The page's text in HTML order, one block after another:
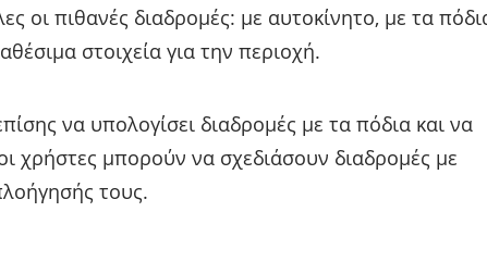
οι πιθανές διαδρομές: με αυτοκίνητο, με τα
στοιχεία για την περιοχή.
να υπολογίσει διαδρομές με τα πόδια και να
χρήστες μπορούν να σχεδιάσουν διαδρομές με
τους.